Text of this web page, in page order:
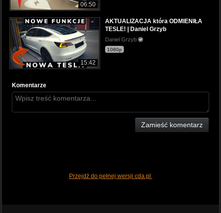
06:50
15:42
AKTUALIZACJA która ODMIENIŁA
TESLE! | Daniel Grzyb
Daniel Grzyb
1080p
Komentarze
Zamieść komentarz
Przejdź do pełnej wersji cda.pl